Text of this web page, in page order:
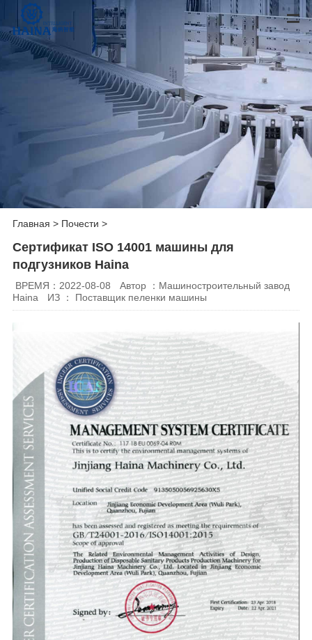
Главная > Почести >
Сертификат ISO 14001 машины для
подгузников Haina
ВРЕМЯ：2022-08-08
Автор ：Машиностроительный завод
Haina
ИЗ ： Поставщик пеленки машины